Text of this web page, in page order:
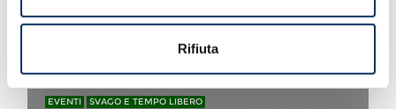
Rifiuta
EVENTI SVAGO E TEMPO LIBERO